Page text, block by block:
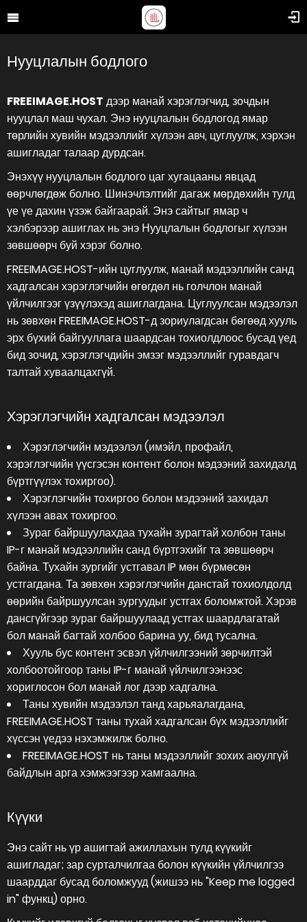
Нууцлалын бодлого
FREEIMAGE.HOST дээр манай хэрэглэгчид, зочдын
нууцлал маш чухал. Энэ нууцлалын бодлогод ямар
төрлийн хувийн мэдээллийг хүлээн авч, цуглуулж, хэрхэн
ашигладаг талаар дурдсан.
Энэхүү нууцлалын бодлого цаг хугацааны явцад
өөрчлөгдөж болно. Шинэчлэлтийг дагаж мөрдөхийн тулд
үе үе дахин үзэж байгаарай. Энэ сайтыг ямар ч
хэлбэрээр ашиглах нь энэ Нууцлалын бодлогыг хүлээн
зөвшөөрч буй хэрэг болно.
FREEIMAGE.HOST-ийн цуглуулж, манай мэдээллийн санд
хадгалсан хэрэглэгчийн өгөгдөл нь голчлон манай
үйлчилгээг үзүүлэхэд ашиглагдана. Цуглуулсан мэдээлэл
нь зөвхөн FREEIMAGE.HOST-д зориулагдсан бөгөөд хууль
эрх бүхий байгууллага шаардсан тохиолдлоос бусад үед
бид зочид, хэрэглэгчдийн эмзэг мэдээллийг гуравдагч
талтай хуваалцахгүй.
Хэрэглэгчийн хадгалсан мэдээлэл
Хэрэглэгчийн мэдээлэл (имэйл, профайл,
хэрэглэгчийн үүсгэсэн контент болон мэдээний захидалд
бүртгүүлэх тохиргоо).
Хэрэглэгчийн тохиргоо болон мэдээний захидал
хүлээн авах тохиргоо.
Зураг байршуулахдаа тухайн зурагтай холбон таны
IP-г манай мэдээллийн санд бүртгэхийг та зөвшөөрч
байна. Тухайн зургийг устгавал IP мөн бүрмөсөн
устгагдана. Та зөвхөн хэрэглэгчийн данстай тохиолдолд
өөрийн байршуулсан зургуудыг устгах боломжтой. Хэрэв
дансгүйгээр зураг байршуулаад устгах шаардлагатай
бол манай багтай холбоо барина уу, бид тусална.
Хууль бус контент эсвэл үйлчилгээний зөрчилтэй
холбоотойгоор таны IP-г манай үйлчилгээнээс
хориглосон бол манай лог дээр хадгална.
Таны хувийн мэдээлэл танд харьяалагдана,
FREEIMAGE.HOST таны тухай хадгалсан бүх мэдээллийг
хүссэн үедээ нэхэмжилж болно.
FREEIMAGE.HOST нь таны мэдээллийг зохих аюулгүй
байдлын арга хэмжээгээр хамгаална.
Күүки
Энэ сайт нь үр ашигтай ажиллахын тулд күүкийг
ашигладаг; зар сурталчилгаа болон күүкийн үйлчилгээ
шаарддаг бусад боломжууд (жишээ нь "Keep me logged
in" функц) орно.